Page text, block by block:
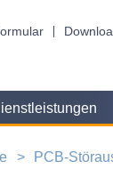
PCB-